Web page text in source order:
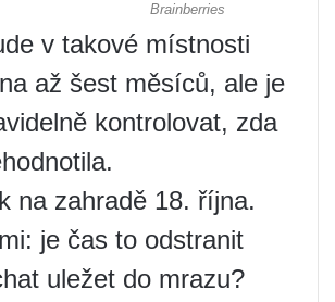
v takové místnosti
až šest měsíců, ale je
kontrolovat, zda
na zahradě 18. října.
je čas to odstranit
uležet do mrazu?